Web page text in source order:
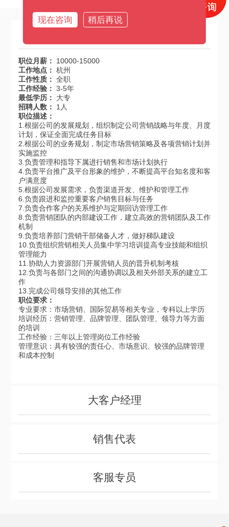
职位月薪：
10000-15000
工作地点： 杭州
工作性质： 全职
工作经验： 3-5年
最低学历：
大专
招聘人数：
1人
职位描述：
1.根据公司的发展规划，组织制定公司营销战略与年度、月度
计划，保证全面完成任务目标
2.根据公司的业务规划，制定市场营销策略及各项营销计划并
实施监控
3.负责管理和指导下属进行销售和市场计划执行
4.负责平台推广及平台形象的维护，不断提高平台知名度和客
户满意度
5.根据公司发展需求，负责渠道开发、维护和管理工作
6.负责跟进和监控重要客户销售目标与任务
7.负责合作客户的关系维护与定期回访管理工作
8.负责营销团队的内部建设工作，建立高效的营销团队及工作
机制
9.负责培养部门营销干部储备人才，做好梯队建设
10.负责组织营销相关人员集中学习培训提高专业技能和组织
管理能力
11.协助人力资源部门开展营销人员的晋升机制考核
12.负责与各部门之间的沟通协调以及相关外部关系的建立工
作
13.完成公司领导安排的其他工作
职位要求：
专业要求：市场营销、国际贸易等相关专业，专科以上学历
培训经历：营销管理、品牌管理、团队管理、领导力等方面
的培训
工作经验：三年以上管理岗位工作经验
管理意识：具有较强的责任心、市场意识、较强的品牌管理
和成本控制
大客户经理
销售代表
客服专员
现在咨询 稍后再说